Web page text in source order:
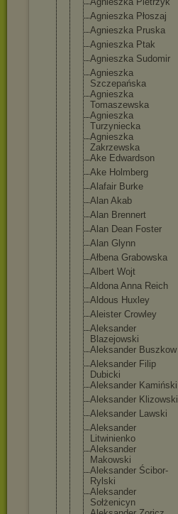
Agnieszka Płoszaj
Agnieszka Pruska
Agnieszka Ptak
Agnieszka Sudomir
Agnieszka
Szczepańska
Agnieszka
Tomaszewska
Agnieszka
Turzyniecka
Agnieszka
Zakrzewska
Ake Edwardson
Ake Holmberg
Alafair Burke
Alan Akab
Alan Brennert
Alan Dean Foster
Alan Glynn
Ałbena Grabowska
Albert Wojt
Aldona Anna Reich
Aldous Huxley
Aleister Crowley
Aleksander
Blazejowski
Aleksander Buszkow
Aleksander Filip
Dubicki
Aleksander Kamiński
Aleksander Klizowski
Aleksander Lawski
Aleksander
Litwinienko
Aleksander
Makowski
Aleksander Ścibor-
Ryls ki
Aleksander
Sołżenicyn